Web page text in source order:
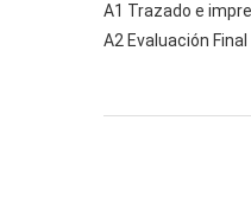
A1 Trazado e
A2 Evaluación Final